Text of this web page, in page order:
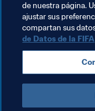
Marketing
Copa Mundial de
2021™
Russia UEFA
de nuestra página.
ajustar sus
compartan sus
de Datos de la FIFA